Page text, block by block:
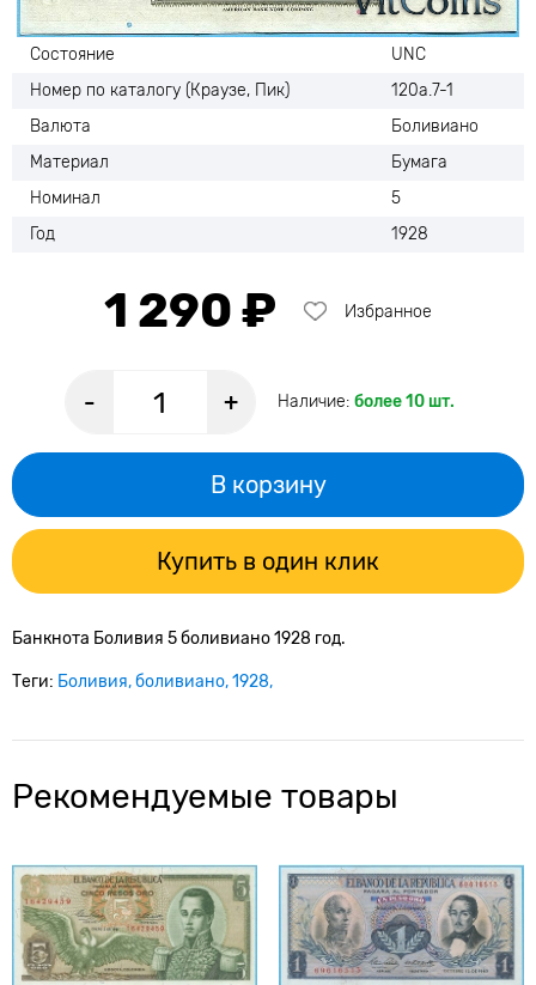
Состояние
UNC
Номер по каталогу (Краузе, Пик)
120а.7-1
Валюта
Боливиано
Материал
Бумага
Номинал
5
Год
1928
1 290 ₽ Избранное
- + Наличие: более 10 шт.
В корзину
Купить в один клик
Банкнота Боливия 5 боливиано 1928 год.
Теги: Боливия боливиано 1928
Рекомендуемые товары